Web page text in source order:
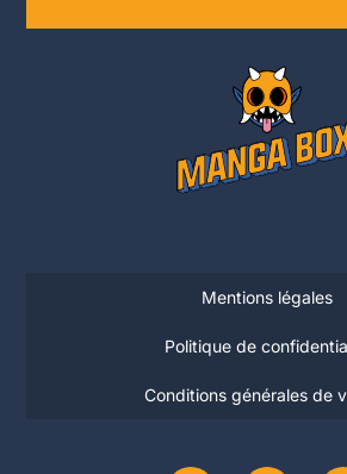
Mentions légales
Politique de
Conditions générales de